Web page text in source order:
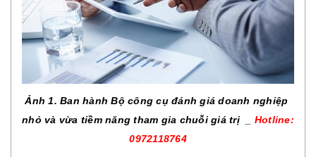
Ảnh 1. Ban hành Bộ công cụ đánh giá doanh nghiệp
nhỏ và vừa tiềm năng tham gia chuỗi giá trị
Hotline:
0972118764